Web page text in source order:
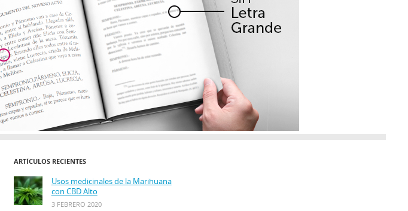
ARTÍCULOS RECIENTES
Usos medicinales de la Marihuana
con CBD Alto
3 FEBRERO 2020